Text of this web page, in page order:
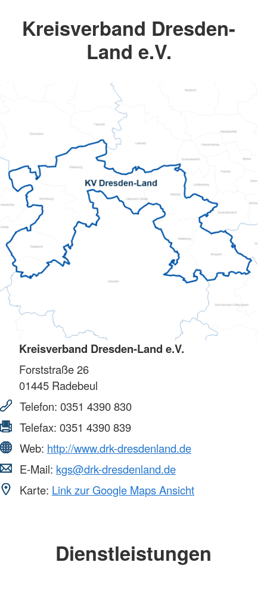
Kreisverband Dresden-
Land e.V.
Kreisverband Dresden-Land e.V.
Forststraße 26
01445 Radebeul
Telefon: 0351 4390 830
Telefax: 0351 4390 839
Web: http://www.drk-dresdenland.de
E-Mail: kgs@drk-dresdenland.de
Karte: Link zur Google Maps Ansicht
Dienstleistungen